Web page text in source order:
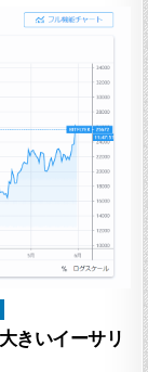
きいイーサリ